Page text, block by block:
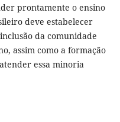
prontamente o ensino
deve estabelecer
da comunidade
assim como a formação
essa minoria